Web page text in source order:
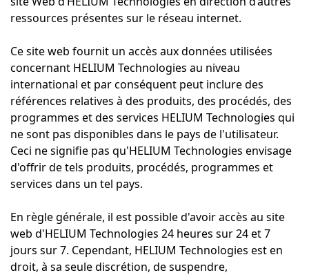
ressources présentes sur le réseau internet.
Ce site web fournit un accès aux données utilisées
concernant HELIUM Technologies au niveau
international et par conséquent peut inclure des
références relatives à des produits, des procédés, des
programmes et des services HELIUM Technologies qui
ne sont pas disponibles dans le pays de l'utilisateur.
Ceci ne signifie pas qu'HELIUM Technologies envisage
d'offrir de tels produits, procédés, programmes et
services dans un tel pays.
En règle générale, il est possible d'avoir accès au site
web d'HELIUM Technologies 24 heures sur 24 et 7
jours sur 7. Cependant, HELIUM Technologies est en
droit, à sa seule discrétion, de suspendre,